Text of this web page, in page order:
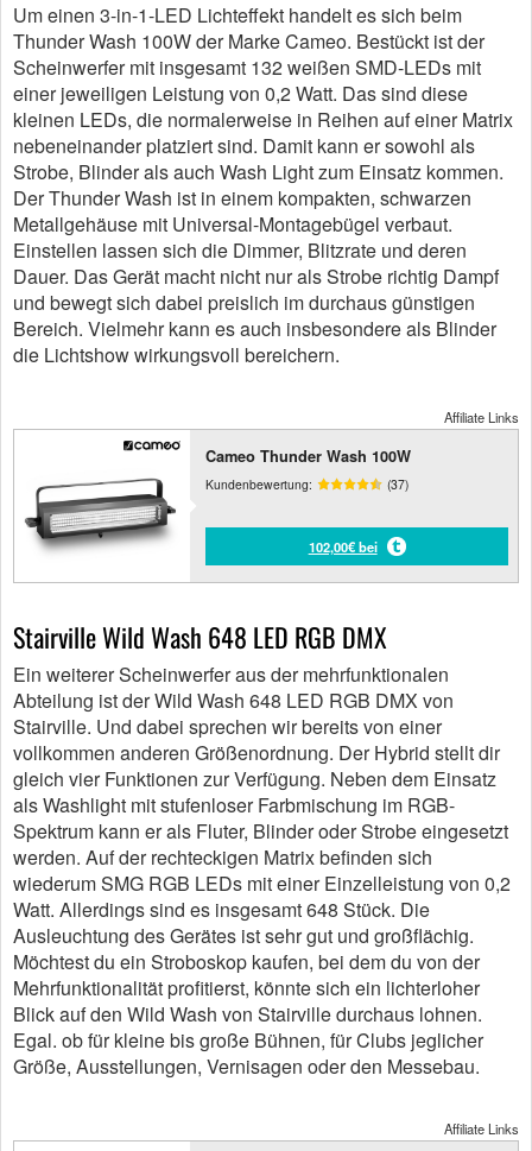
Um einen 3-in-1-LED Lichteffekt handelt es sich beim
Thunder Wash 100W der Marke Cameo. Bestückt ist der
Scheinwerfer mit insgesamt 132 weißen SMD-LEDs mit
einer jeweiligen Leistung von 0,2 Watt. Das sind diese
kleinen LEDs, die normalerweise in Reihen auf einer Matrix
nebeneinander platziert sind. Damit kann er sowohl als
Strobe, Blinder als auch Wash Light zum Einsatz kommen.
Der Thunder Wash ist in einem kompakten, schwarzen
Metallgehäuse mit Universal-Montagebügel verbaut.
Einstellen lassen sich die Dimmer, Blitzrate und deren
Dauer. Das Gerät macht nicht nur als Strobe richtig Dampf
und bewegt sich dabei preislich im durchaus günstigen
Bereich. Vielmehr kann es auch insbesondere als Blinder
die Lichtshow wirkungsvoll bereichern.
Affiliate Links
Cameo Thunder Wash 100W
Kundenbewertung: (37)
102,00€ bei
Stairville Wild Wash 648 LED RGB DMX
Ein weiterer Scheinwerfer aus der mehrfunktionalen
Abteilung ist der Wild Wash 648 LED RGB DMX von
Stairville. Und dabei sprechen wir bereits von einer
vollkommen anderen Größenordnung. Der Hybrid stellt dir
gleich vier Funktionen zur Verfügung. Neben dem Einsatz
als Washlight mit stufenloser Farbmischung im RGB-
Spektrum kann er als Fluter, Blinder oder Strobe eingesetzt
werden. Auf der rechteckigen Matrix befinden sich
wiederum SMG RGB LEDs mit einer Einzelleistung von 0,2
Watt. Allerdings sind es insgesamt 648 Stück. Die
Ausleuchtung des Gerätes ist sehr gut und großflächig.
Möchtest du ein Stroboskop kaufen, bei dem du von der
Mehrfunktionalität profitierst, könnte sich ein lichterloher
Blick auf den Wild Wash von Stairville durchaus lohnen.
Egal. ob für kleine bis große Bühnen, für Clubs jeglicher
Größe, Ausstellungen, Vernisagen oder den Messebau.
Affiliate Links